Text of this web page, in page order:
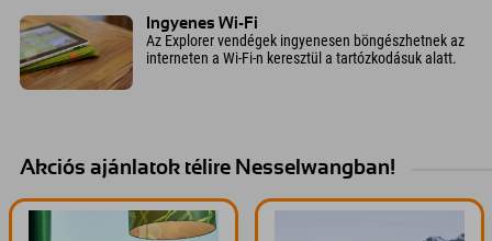
Ingyenes Wi-Fi
Az Explorer vendégek ingyenesen böngészhetnek az
interneten a Wi-Fi-n keresztül a tartózkodásuk alatt.
Akciós ajánlatok télire Nesselwangban!